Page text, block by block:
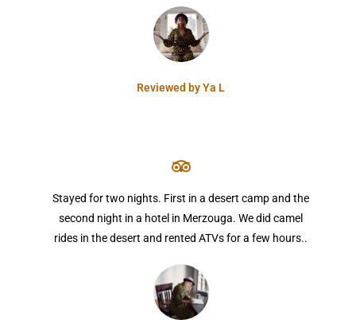
Reviewed by Ya L
Stayed for two nights. First in a desert camp and the
second night in a hotel in Merzouga. We did camel
rides in the desert and rented ATVs for a few hours..